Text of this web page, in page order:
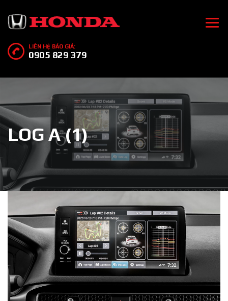
LIÊN HỆ BÁO GIÁ:
0905 829 379
LOG A (1)